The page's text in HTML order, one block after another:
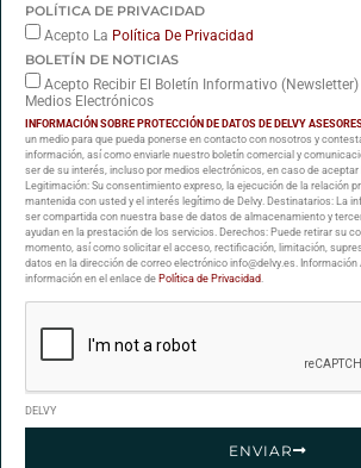
POLÍTICA DE PRIVACIDAD
Acepto La Política De Privacidad
BOLETÍN DE NOTICIAS
Acepto Recibir El Boletín Informativo (Newsletter)
Medios Electrónicos
INFORMACIÓN SOBRE PROTECCIÓN DE DATOS DE DELVY
un medio para que pueda ponerse en contacto con nosotros y
información, así como enviarle nuestro boletín comercial y
ser de su interés, incluso por medios electrónicos, en caso de
Legitimación: Su consentimiento expreso, la ejecución de la relación
mantenida con usted y el interés legítimo de Delvy. Destinatarios: La
ser compartida con nuestra base de datos de almacenamiento y
ayudan en la prestación de los servicios. Derechos: Puede retirar su
momento, así como solicitar el acceso, rectificación, limitación,
datos en la dirección de correo electrónico info@delvy.es.
información en el enlace de Política de Privacidad
DELVY
ENVIAR